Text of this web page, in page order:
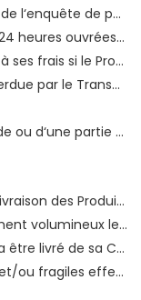
à compter de la date d‘ouverture de l‘enquête par MECA-EXPRESS.
est retrouvé, il est livré au Client. Si le Produit n‘est pas retrouvé à l‘issue de l‘enquête et uniquement à cette condition, MECA-EXPRESS :
est encore disponible
Produits commandés ne sont plus disponibles
part du Client ne sera recevable, c‘est-à-dire toute demande d‘échange, de remboursement ou d‘avoir sera rejetée.
Certains Transporteurs n‘assurent ni la livraison des Produits dans les appartements situés au dessus du 5ème étage sans ascenseur ni la livraison par nacelle.
sa cage d‘escalier et sa porte d‘entrée - permet la livraison de sa Commande.
transporteur se sera présenté sur le lieu de livraison.
continent par un pont. (Corse, l‘Ile d‘Yeu, l‘Ile de Porquerolles, etc).